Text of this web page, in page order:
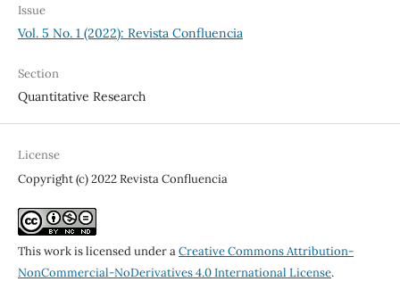
Issue
Vol. 5 No. 1 (2022): Revista Confluencia
Section
Quantitative Research
License
Copyright (c) 2022 Revista Confluencia
This work is licensed under aCreative Commons Attribution-
NonCommercial-NoDerivatives 4.0 International License.